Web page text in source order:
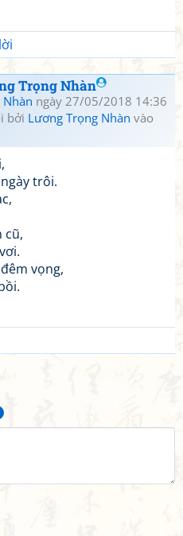
Trọng Nhàn
ngày 27/05/2018 14:36
bởi Lương Trọng Nhàn vào
trôi.
cũ,
vọng,